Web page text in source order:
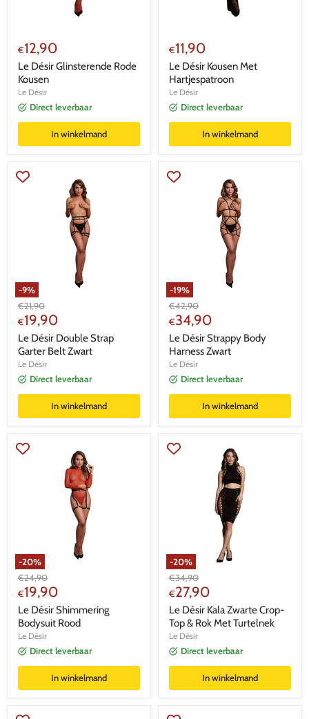
€12,90
Le Désir Glinsterende Rode
Kousen
Le Désir
Direct leverbaar
In winkelmand
€11,90
Le Désir Kousen Met
Hartjespatroon
Le Désir
Direct leverbaar
In winkelmand
-9%
Oorspronkelijke
prijs
€21,90
Huidige
prijs
€19,90
Le Désir Double Strap
Garter Belt Zwart
Le Désir
Direct leverbaar
In winkelmand
-19%
Oorspronkelijke
prijs
€42,90
Huidige
prijs
€34,90
Le Désir Strappy Body
Harness Zwart
Le Désir
Direct leverbaar
In winkelmand
-20%
Oorspronkelijke
prijs
€24,90
Huidige
prijs
€19,90
Le Désir Shimmering
Bodysuit Rood
Le Désir
Direct leverbaar
In winkelmand
-20%
Oorspronkelijke
prijs
€34,90
Huidige
prijs
€27,90
Le Désir Kala Zwarte Crop-
Top & Rok Met Turtelnek
Le Désir
Direct leverbaar
In winkelmand